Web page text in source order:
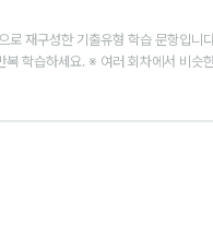
재구성한 기출유형 학습 문항입니다
복 학습하세요. ※ 여러 회차에서 비